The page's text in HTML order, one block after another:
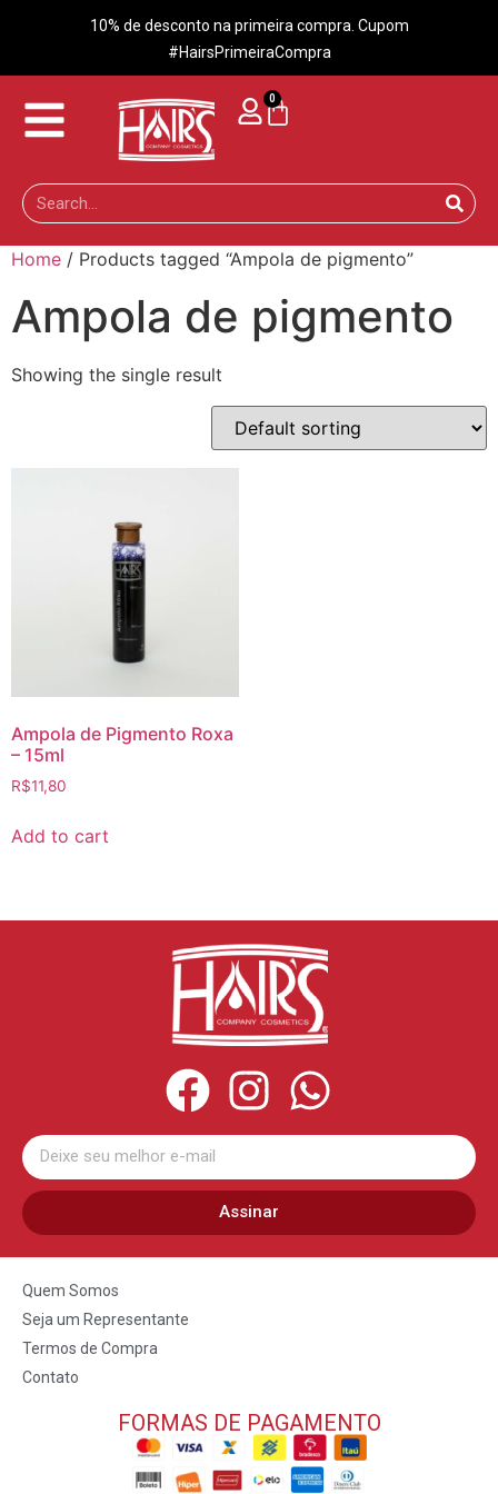
10% de desconto na primeira compra. Cupom
#HairsPrimeiraCompra
0
Home / Products tagged “Ampola de pigmento”
Ampola de pigmento
Showing the single result
Ampola de Pigmento Roxa
– 15ml
R$11,80
Add to cart
Assinar
Quem Somos
Seja um Representante
Termos de Compra
Contato
FORMAS DE PAGAMENTO